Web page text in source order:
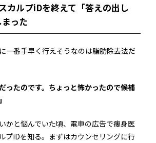
カルプiDを終えて「答えの出し
った
一番手早く行えそうなのは脂肪除去法だ
ったのです。ちょっと怖かったので候補
かと悩んでいた頃、電車の広告で痩身医
プiDを知る。まずはカウンセリングに行